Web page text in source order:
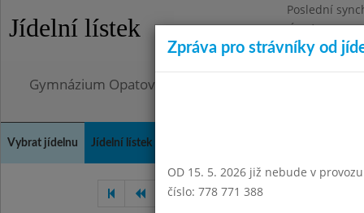
Jídelní lístek
Poslední
Úterý
Omezení
Gymnázium Opatov, Praha 4, Konstantinova 1500
Vybrat jídelnu Jídelní lístek
Listopad 2006
Zpráva pro strávníky od
OD 15. 5. 2026 již nebude v
číslo: 778 771 388